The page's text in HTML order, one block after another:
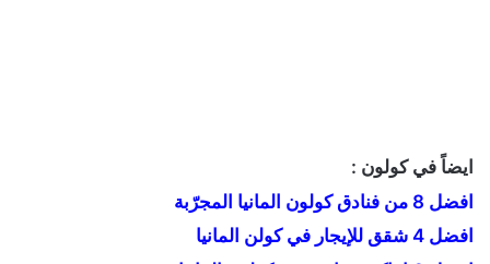
ايضاً في كولون :
افضل 8 من فنادق كولون المانيا المجرّبة
افضل 4 شقق للإيجار في كولن المانيا